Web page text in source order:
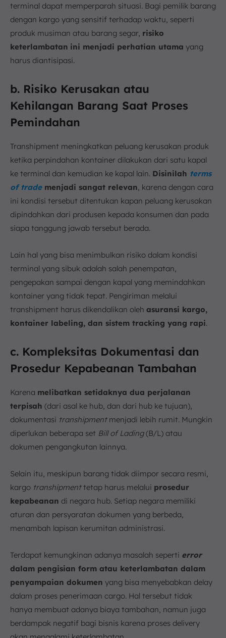
terminal dapat memperparah situasi. Bagi pemilik barang
dengan kargo yang sensitif terhadap waktu, seperti
produk musiman atau barang segar, risiko
keterlambatan ini menjadi perhatian utama yang
harus diantisipasi.
b. Risiko Kerusakan atau
Kehilangan Barang Saat Proses
Pemindahan
Transhipment meningkatkan peluang kerusakan produk
ketika perpindahan kontainer dilakukan dari satu kapal
ke terminal dan kemudian ke kapal lain. Disinilah terms
of trademenjadi sangat relevan , karena dengan cara
ini kondisi tersebut ditentukan kapan peluang kerusakan
dipindahkan dari produsen kepada konsumen dan pada
siapa tanggung jawab tersebut berada.
Lain hal yang bisa menimbulkan risiko dalam kondisi
terminal yang sibuk adalah salah penempatan,
pengepakan sampai dengan kapal yang memindahkan
kontainer yang tidak tepat. Pengiriman melalui
transhipment harus dikendalikan oleh asuransi kargo,
kontainer labeling, dan sistem tracking yang rapi.
c. Kompleksitas Dokumentasi dan
Prosedur Kepabeanan Tambahan
Karena melibatkan setidaknya dua perjalanan
terpisah (dari asal ke hub, dan dari hub ke tujuan),
dokumentasi transhipmentmenjadi lebih rumit. Mungkin
diperlukan beberapa set Bill of Lading(B/L) atau
dokumen pengangkutan lainnya.
Selain itu, meskipun barang tidak diimpor secara resmi,
kargo transhipmenttetap harus melalui prosedur
kepabeanan di negara hub. Setiap negara memiliki
aturan dan persyaratan dokumen yang berbeda,
menambah lapisan kerumitan administrasi.
Terdapat kemungkinan adanya masalah seperti error
dalam pengisian form atau keterlambatan dalam
penyampaian dokumen yang bisa menyebabkan delay
dalam proses penerimaan cargo. Hal tersebut tidak
hanya membuat adanya biaya tambahan, namun juga
berdampak negatif bagi bisnis karena proses delivery